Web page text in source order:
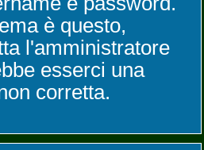
è questo,
l'amministratore
esserci una
corretta.